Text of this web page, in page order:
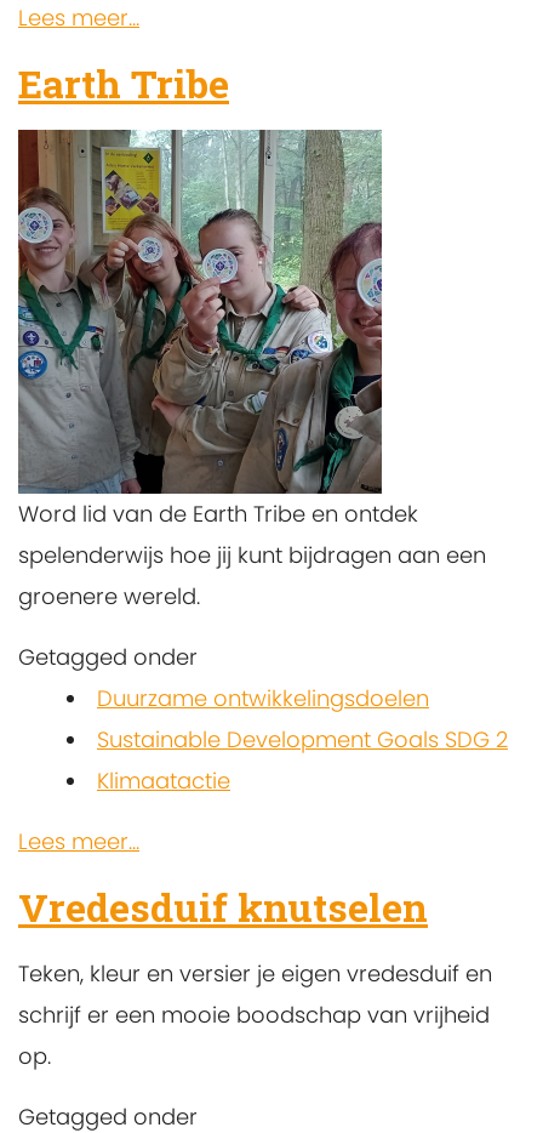
Lees meer...
Earth Tribe
Word lid van de Earth Tribe en ontdek
spelenderwijs hoe jij kunt bijdragen aan een
groenere wereld.
Getagged onder
Duurzame ontwikkelingsdoelen
Sustainable Development Goals SDG 2
Klimaatactie
Lees meer...
Vredesduif knutselen
Teken, kleur en versier je eigen vredesduif en
schrijf er een mooie boodschap van vrijheid
op.
Getagged onder